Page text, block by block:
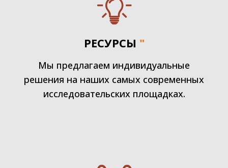
РЕСУРСЫ "
Мы предлагаем индивидуальные
решения на наших самых современных
исследовательских площадках.